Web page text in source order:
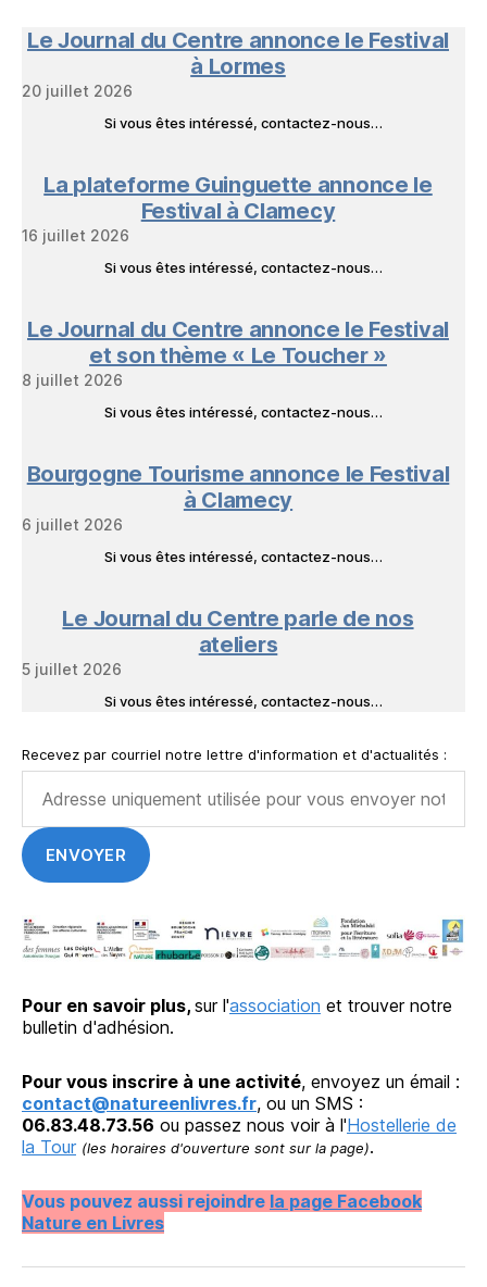
Livres
Le Journal du Centre annonce le Festival
à Lormes
20 juillet 2026
Si vous êtes intéressé, contactez-nous…
La plateforme Guinguette annonce le
Festival à Clamecy
16 juillet 2026
Si vous êtes intéressé, contactez-nous…
Le Journal du Centre annonce le Festival
et son thème « Le Toucher »
8 juillet 2026
Si vous êtes intéressé, contactez-nous…
Bourgogne Tourisme annonce le Festival
à Clamecy
6 juillet 2026
Si vous êtes intéressé, contactez-nous…
Le Journal du Centre parle de nos
ateliers
5 juillet 2026
Si vous êtes intéressé, contactez-nous…
Recevez par courriel notre lettre d'information et d'actualités :
Pour en savoir plus, sur l'association et trouver notre
bulletin d'adhésion.
Pour vous inscrire à une activité, envoyez un émail :
contact@natureenlivres.fr, ou un SMS :
06.83.48.73.56 ou passez nous voir à l'Hostellerie de
la Tour (les horaires d'ouverture sont sur la page).
Vous pouvez aussi rejoindre la page Facebook
Nature en Livres